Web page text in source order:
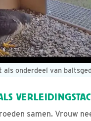
als onderdeel van
samen. Vrouw